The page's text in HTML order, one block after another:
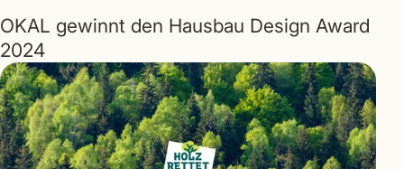
OKAL gewinnt den Hausbau Design Award
2024